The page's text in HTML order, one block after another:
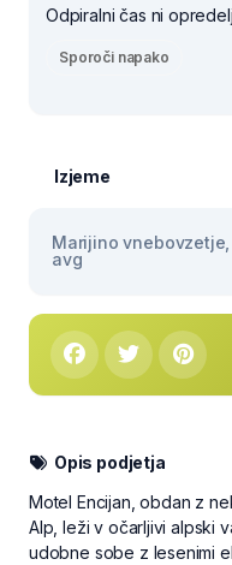
Odpiralni čas ni
Sporoči napako
Izjeme
Marijino vnebovzetje,
avg
Opis podjetja
Motel Encijan, obdan z
Alp, leži v očarljivi alpski
udobne sobe z lesenimi